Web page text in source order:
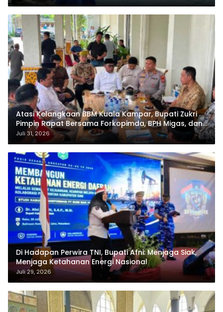
Atasi Kelangkaan BBM Kuala Kampar, Bupati Zukri
Pimpin Rapat Bersama Forkopimda, BPH Migas, dan
Pertamina
Juli 31, 2026
Di Hadapan Perwira TNI, Bupati Afni: Menjaga Siak,
Menjaga Ketahanan Energi Nasional
Juli 29, 2026